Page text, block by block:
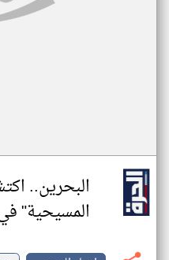
البحرين..
المسيحية"